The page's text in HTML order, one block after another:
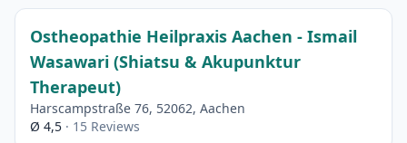
Ostheopathie Heilpraxis Aachen - Ismail
Wasawari (Shiatsu & Akupunktur
Therapeut)
Harscampstraße 76, 52062, Aachen
Ø 4,5 · 15 Reviews